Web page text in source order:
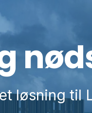
løsning